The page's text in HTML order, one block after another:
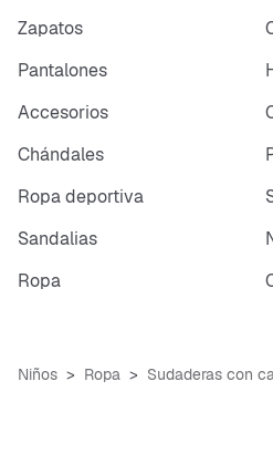
Zapatos
Pantalones
Accesorios
Chándales
Ropa deportiva
Sandalias
Ropa
Niños Ropa Sudaderas con